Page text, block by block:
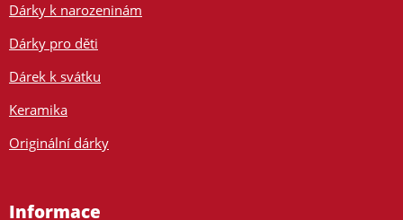
Dárky k narozeninám
Dárky pro děti
Dárek k svátku
Keramika
Originální dárky
Informace